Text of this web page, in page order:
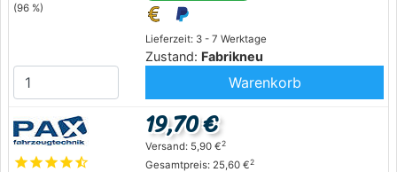
(96 %)
Lieferzeit: 3 - 7 Werktage
Zustand: Fabrikneu
Warenkorb
starstarstarstarstar_half
19,70 €
Versand: 5,90 €2
Gesamtpreis: 25,60 €2